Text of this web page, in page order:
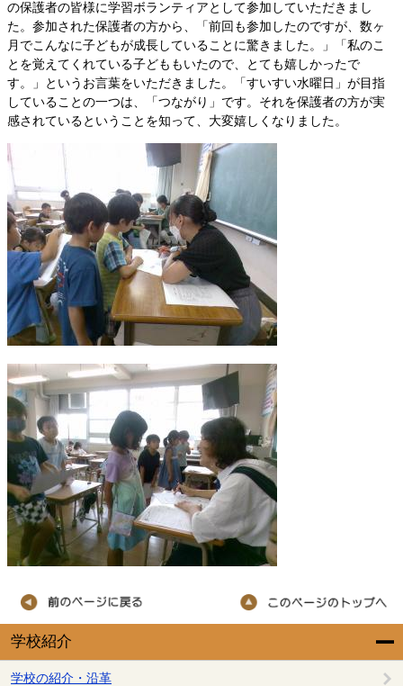
学校紹介
学校の紹介・沿革
の保護者の皆様に学習ボランティアとして参加していただきまし
た。参加された保護者の方から、「前回も参加したのですが、数ヶ
月でこんなに子どもが成長していることに驚きました。」「私のこ
とを覚えてくれている子どももいたので、とても嬉しかったで
す。」というお言葉をいただきました。「すいすい水曜日」が目指
していることの一つは、「つながり」です。それを保護者の方が実
感されているということを知って、大変嬉しくなりました。